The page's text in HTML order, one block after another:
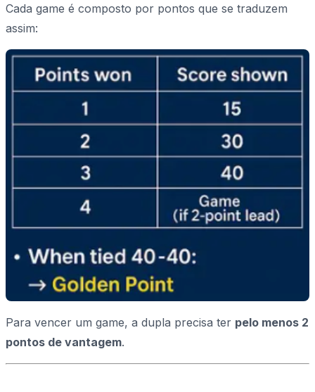
Cada game é composto por pontos que se traduzem
assim:
Para vencer um game, a dupla precisa ter pelo menos 2
pontos de vantagem.